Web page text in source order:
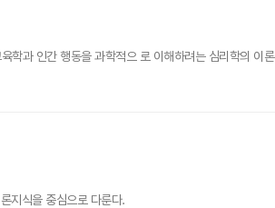
학과 인간 행동을 과학적으 로 이해하려는 심리학의 이
지식을 중심으로 다룬다.